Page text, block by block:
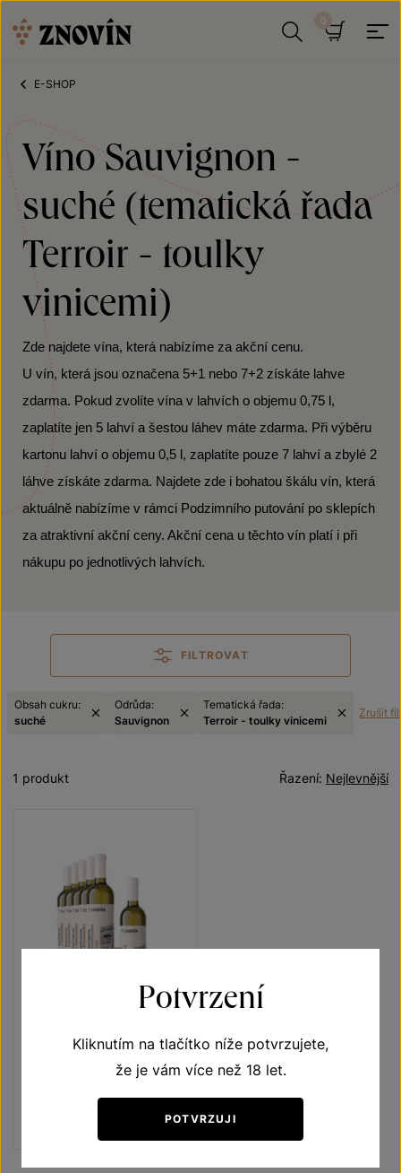
E-SHOP
Víno Sauvignon -
suché (tematická řada
Terroir - toulky
vinicemi)
Zde najdete vína, která nabízíme za akční cenu.
U vín, která jsou označena 5+1 nebo 7+2 získáte lahve
zdarma. Pokud zvolíte vína v lahvích o objemu 0,75 l,
zaplatíte jen 5 lahví a šestou láhev máte zdarma. Při výběru
kartonu lahví o objemu 0,5 l, zaplatíte pouze 7 lahví a zbylé 2
láhve získáte zdarma. Najdete zde i bohatou škálu vín, která
aktuálně nabízíme v rámci Podzimního putování po sklepích
za atraktivní akční ceny. Akční cena u těchto vín platí i při
nákupu po jednotlivých lahvích.
FILTROVAT
Obsah cukru:
suché
Odrůda:
Sauvignon
Tematická řada:
Terroir - toulky vinicemi
Zrušit
Nejlevnější
Řazení:
1 produkt
Sauvignon 5+1
Terroir - toulky vinicemi
Potvrzení
Kliknutím na tlačítko níže potvrzujete,
že je vám více než 18 let.
POTVRZUJI